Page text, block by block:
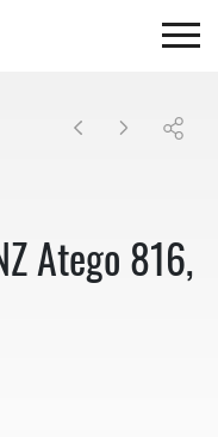
Atego 816,